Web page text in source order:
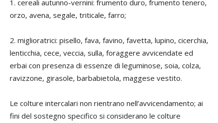
1. cereali autunno-vernini: frumento duro, frumento tenero,
orzo, avena, segale, triticale, farro;
2. miglioratrici: pisello, fava, favino, favetta, lupino, cicerchia,
lenticchia, cece, veccia, sulla, foraggere avvicendate ed
erbai con presenza di essenze di leguminose, soia, colza,
ravizzone, girasole, barbabietola, maggese vestito.
Le colture intercalari non rientrano nell’avvicendamento; ai
fini del sostegno specifico si considerano le colture